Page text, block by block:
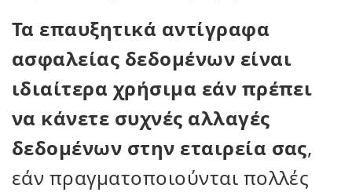
Τα επαυξητικά αντίγραφα
ασφαλείας δεδομένων είναι
ιδιαίτερα χρήσιμα εάν πρέπει
να κάνετε συχνές αλλαγές
δεδομένων στην εταιρεία σας,
εάν πραγματοποιούνται πολλές